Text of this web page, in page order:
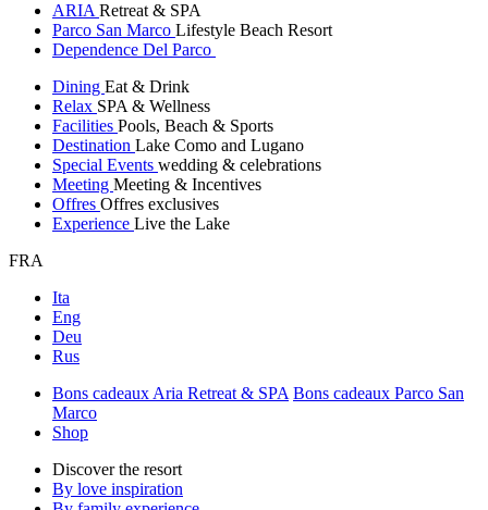
ARIA Retreat & SPA
Parco San Marco Lifestyle Beach Resort
Dependence Del Parco
Dining Eat & Drink
Relax SPA & Wellness
Facilities Pools, Beach & Sports
Destination Lake Como and Lugano
Special Events wedding & celebrations
Meeting Meeting & Incentives
Offres Offres exclusives
Experience Live the Lake
FRA
Ita
Eng
Deu
Rus
Bons cadeaux Aria Retreat & SPA Bons cadeaux Parco San
Marco
Shop
Discover the resort
By love inspiration